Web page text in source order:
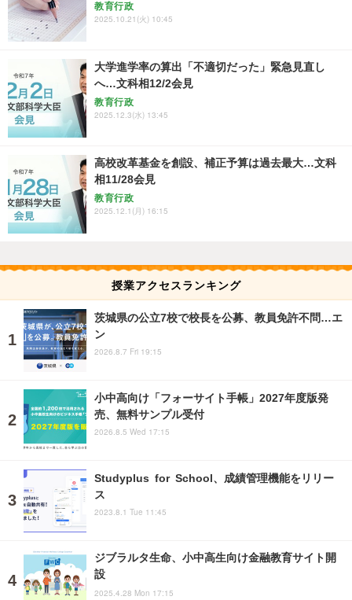
教育行政
2025.10.21(火) 10:45
大学進学率の算出「不適切だった」緊急見直し
へ…文科相12/2会見
教育行政
2025.12.3(水) 13:45
高校改革基金を創設、補正予算は過去最大…文科
相11/28会見
教育行政
2025.12.1(月) 16:15
授業アクセスランキング
茨城県の公立7校で校長を公募、教員免許不問…エ
ン
2026.8.7 Fri 19:15
小中高向け「フォーサイト手帳」2027年度版発
売、無料サンプル受付
2026.8.5 Wed 17:15
Studyplus for School、成績管理機能をリリー
ス
2023.8.1 Tue 11:45
ジブラルタ生命、小中高生向け金融教育サイト開
設
2025.4.28 Mon 17:15